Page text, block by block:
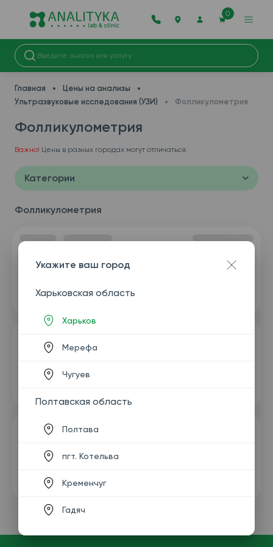
0
Главная
Цены на анализы
Ультразвуковые исследования (УЗИ)
Фолликулометрия
Фолликулометрия
Важно! Цены в разных городах могут отличаться.
Категории
Фолликулометрия
Укажите ваш город
Харьковская область
Харьков
Мерефа
Чугуев
Полтавская область
Полтава
пгт. Котельва
Кременчуг
Гадяч